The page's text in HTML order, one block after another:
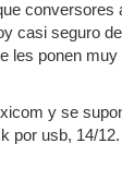
conversores
casi seguro
les ponen
y se
por usb, 14/12.